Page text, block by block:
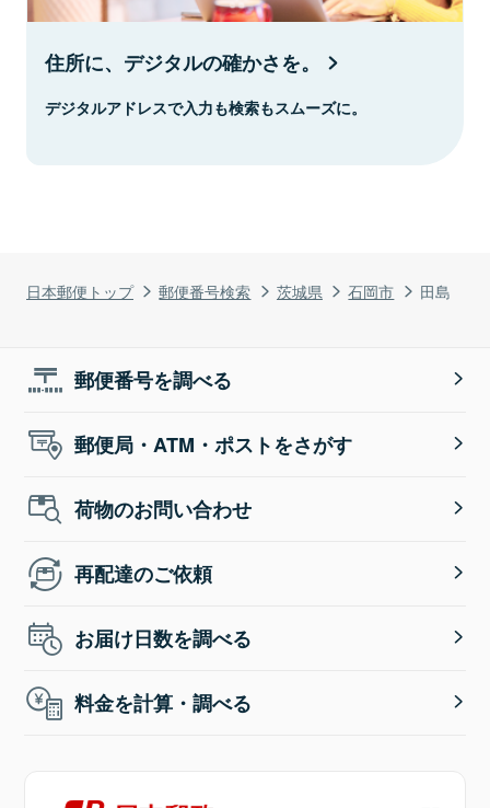
日本郵便トップ 郵便番号検索 茨城県 石岡市 田島
住所に、デジタルの確かさを。
デジタルアドレスで入力も検索もスムーズに。
郵便番号を調べる
郵便局・ATM・ポストをさがす
荷物のお問い合わせ
再配達のご依頼
お届け日数を調べる
料金を計算・調べる